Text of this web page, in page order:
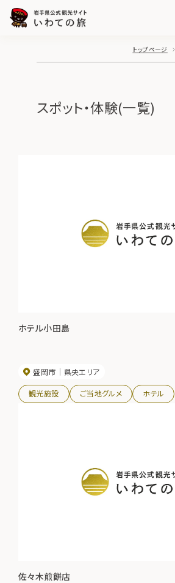
トップページ
スポット・体験(一覧)
ホテル小田島
盛岡市 県央エリア
観光施設 ご当地グルメ ホテル
佐々木煎餅店